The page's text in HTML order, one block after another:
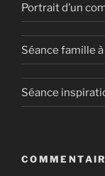
Portrait d’un
Séance famille
Séance